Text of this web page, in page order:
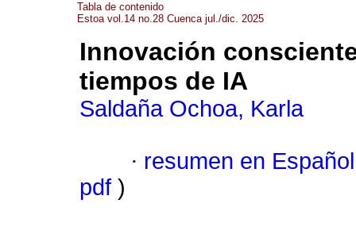
Tabla de contenido
Estoa vol.14 no.28 Cuenca jul./dic. 2025
Innovación
tiempos de IA
Saldaña Ochoa, Karla
· resumen en Español
pdf )